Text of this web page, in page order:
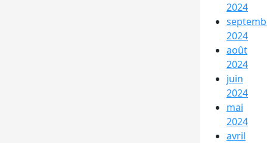
2024
2024
août
2024
juin
2024
mai
2024
avril